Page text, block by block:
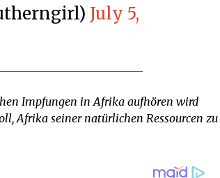
July 5,
Impfungen in Afrika aufhören wird
Afrika seiner natürlichen Ressourcen zu